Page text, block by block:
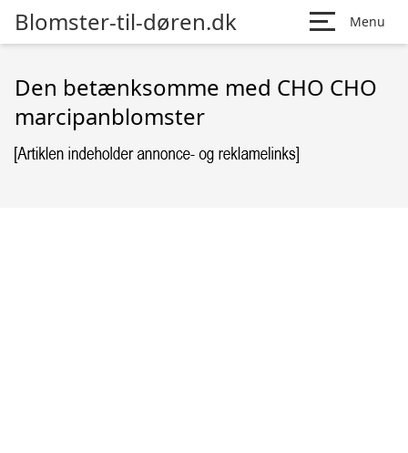
Blomster-til-døren.dk Menu
Den betænksomme med CHO CHO
marcipanblomster